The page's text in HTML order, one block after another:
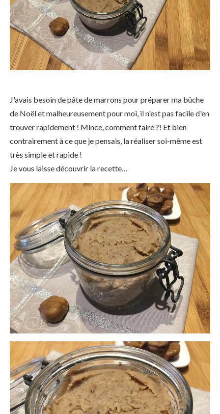
J'avais besoin de pâte de marrons pour préparer ma bûche
de Noël et malheureusement pour moi, il n'est pas facile d'en
trouver rapidement ! Mince, comment faire ?! Et bien
contrairement à ce que je pensais, la réaliser soi-même est
très simple et rapide !
Je vous laisse découvrir la recette…